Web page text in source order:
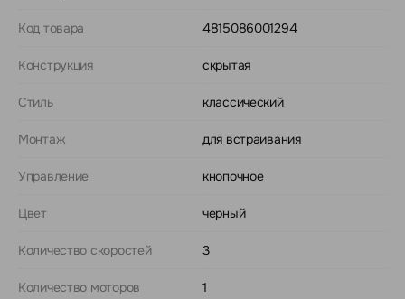
Код товара 4815086001294
Конструкция скрытая
Стиль классический
Монтаж для встраивания
Управление кнопочное
Цвет черный
Количество скоростей 3
Количество моторов 1